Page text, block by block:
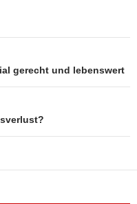
gerecht und lebenswert